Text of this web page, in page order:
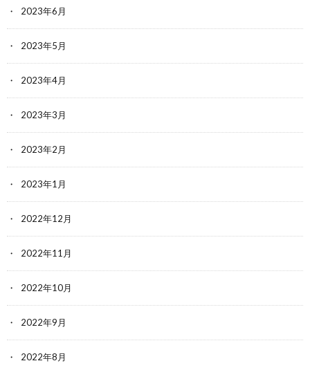
2023年6月
2023年5月
2023年4月
2023年3月
2023年2月
2023年1月
2022年12月
2022年11月
2022年10月
2022年9月
2022年8月